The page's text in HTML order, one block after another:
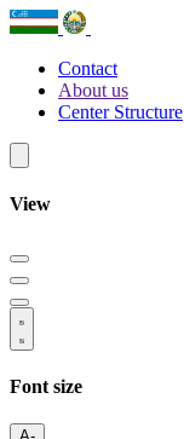
Contact
About us
Center Structure
View
Font size